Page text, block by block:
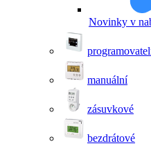
Novinky v
manuální
zásuvkové
bezdrátové